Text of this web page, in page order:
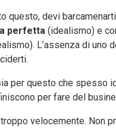
questo, devi
perfetta (idealismo) e
L’assenza di uno
per questo che spesso
per fare del
velocemente. Non